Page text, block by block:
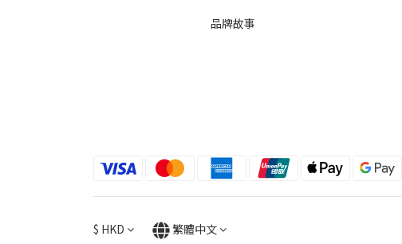
品牌故事
$ HKD 繁體中文